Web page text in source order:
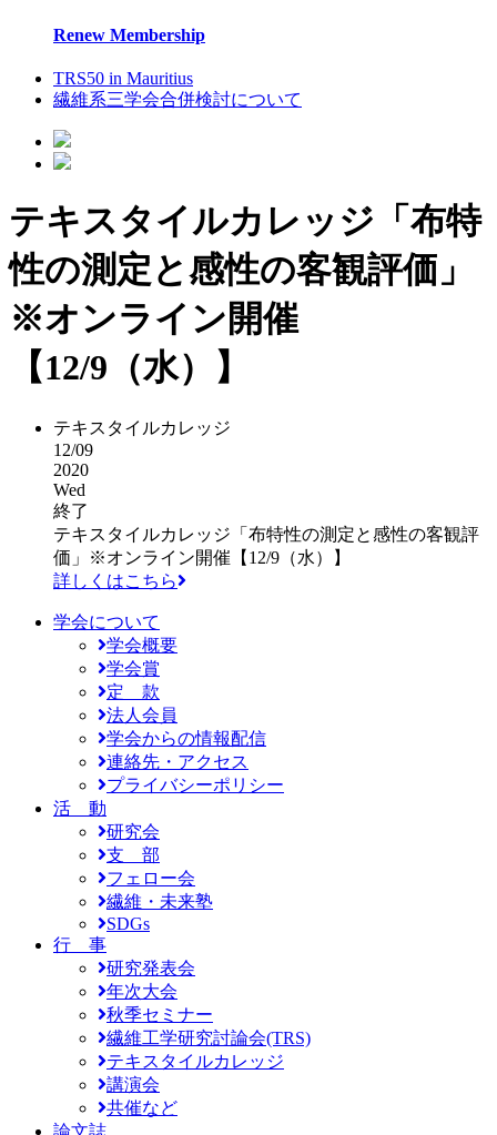
Renew Membership
TRS50 in Mauritius
繊維系三学会合併検討について
テキスタイルカレッジ「布特
性の測定と感性の客観評価」
※オンライン開催
【12/9（水）】
テキスタイルカレッジ
12/09
2020
Wed
終了
テキスタイルカレッジ「布特性の測定と感性の客観評
価」※オンライン開催【12/9（水）】
詳しくはこちら
学会について
学会概要
学会賞
定 款
法人会員
学会からの情報配信
連絡先・アクセス
プライバシーポリシー
活 動
研究会
支 部
フェロー会
繊維・未来塾
SDGs
行 事
研究発表会
年次大会
秋季セミナー
繊維工学研究討論会(TRS)
テキスタイルカレッジ
講演会
共催など
論文誌